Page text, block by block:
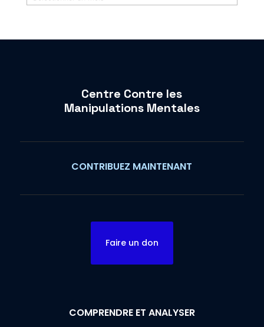
Centre Contre les
Manipulations Mentales
CONTRIBUEZ MAINTENANT
Faire un don
COMPRENDRE ET ANALYSER